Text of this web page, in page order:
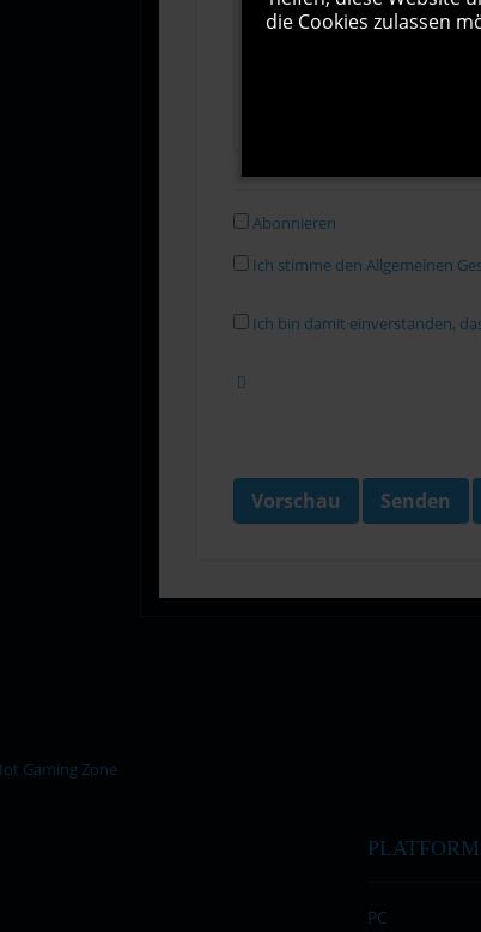
Abonnieren
Ich stimme den Allgemeinen
Ich bin damit einverstanden,
Vorschau Senden
PC
die Cookies zulassen